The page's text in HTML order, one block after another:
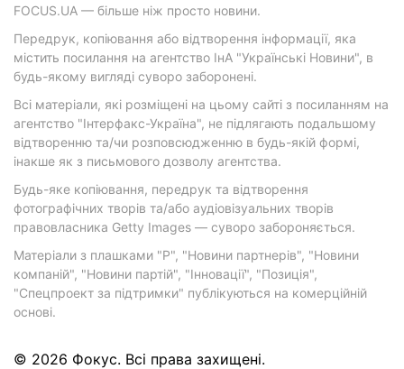
FOCUS.UA — більше ніж просто новини.
Передрук, копіювання або відтворення інформації, яка
містить посилання на агентство ІнА "Українські Новини", в
будь-якому вигляді суворо заборонені.
Всі матеріали, які розміщені на цьому сайті з посиланням на
агентство "Інтерфакс-Україна", не підлягають подальшому
відтворенню та/чи розповсюдженню в будь-якій формі,
інакше як з письмового дозволу агентства.
Будь-яке копіювання, передрук та відтворення
фотографічних творів та/або аудіовізуальних творів
правовласника Getty Images — суворо забороняється.
Матеріали з плашками "Р", "Новини партнерів", "Новини
компаній", "Новини партій", "Інновації", "Позиція",
"Спецпроект за підтримки" публікуються на комерційній
основі.
© 2026 Фокус. Всі права захищені.